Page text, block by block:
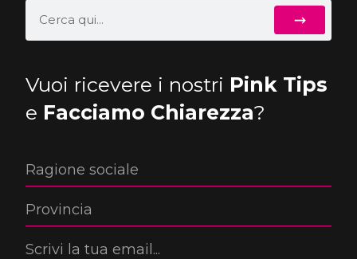
Vuoi ricevere i nostri Pink Tips
e Facciamo Chiarezza?